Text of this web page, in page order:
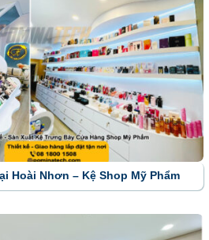
Hoài Nhơn – Kệ Shop Mỹ Phẩm